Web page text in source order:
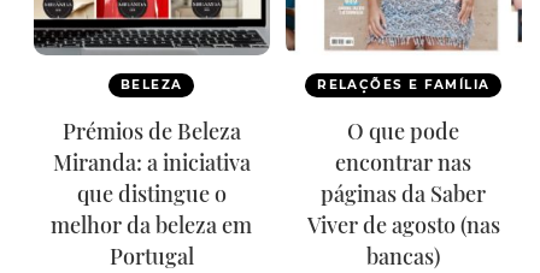
BELEZA
Prémios de Beleza
Miranda: a iniciativa
que distingue o
melhor da beleza em
Portugal
RELAÇÕES E FAMÍLIA
O que pode
encontrar nas
páginas da Saber
Viver de agosto (nas
bancas)